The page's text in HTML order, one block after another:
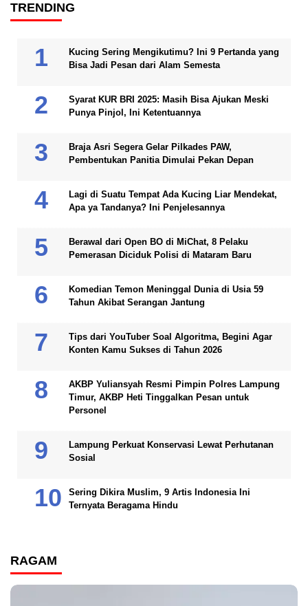
TRENDING
Kucing Sering Mengikutimu? Ini 9 Pertanda yang
Bisa Jadi Pesan dari Alam Semesta
Syarat KUR BRI 2025: Masih Bisa Ajukan Meski
Punya Pinjol, Ini Ketentuannya
Braja Asri Segera Gelar Pilkades PAW,
Pembentukan Panitia Dimulai Pekan Depan
Lagi di Suatu Tempat Ada Kucing Liar Mendekat,
Apa ya Tandanya? Ini Penjelesannya
Berawal dari Open BO di MiChat, 8 Pelaku
Pemerasan Diciduk Polisi di Mataram Baru
Komedian Temon Meninggal Dunia di Usia 59
Tahun Akibat Serangan Jantung
Tips dari YouTuber Soal Algoritma, Begini Agar
Konten Kamu Sukses di Tahun 2026
AKBP Yuliansyah Resmi Pimpin Polres Lampung
Timur, AKBP Heti Tinggalkan Pesan untuk
Personel
Lampung Perkuat Konservasi Lewat Perhutanan
Sosial
Sering Dikira Muslim, 9 Artis Indonesia Ini
Ternyata Beragama Hindu
RAGAM